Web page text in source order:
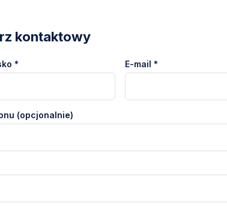
kontaktowy
* E-mail *
(opcjonalnie)